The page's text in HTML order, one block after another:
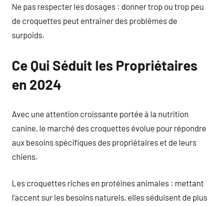
Ne pas respecter les dosages : donner trop ou trop peu
de croquettes peut entraîner des problèmes de
surpoids.
Ce Qui Séduit les Propriétaires
en 2024
Avec une attention croissante portée à la nutrition
canine, le marché des croquettes évolue pour répondre
aux besoins spécifiques des propriétaires et de leurs
chiens.
Les croquettes riches en protéines animales : mettant
l’accent sur les besoins naturels, elles séduisent de plus